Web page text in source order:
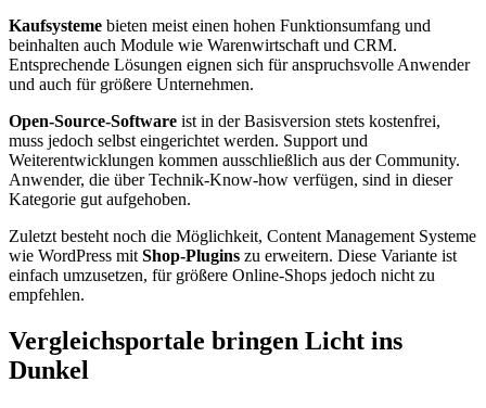
Kaufsysteme bieten meist einen hohen Funktionsumfang und
beinhalten auch Module wie Warenwirtschaft und CRM.
Entsprechende Lösungen eignen sich für anspruchsvolle Anwender
und auch für größere Unternehmen.
Open-Source-Software ist in der Basisversion stets kostenfrei,
muss jedoch selbst eingerichtet werden. Support und
Weiterentwicklungen kommen ausschließlich aus der Community.
Anwender, die über Technik-Know-how verfügen, sind in dieser
Kategorie gut aufgehoben.
Zuletzt besteht noch die Möglichkeit, Content Management Systeme
wie WordPress mitShop-Plugins zu erweitern. Diese Variante ist
einfach umzusetzen, für größere Online-Shops jedoch nicht zu
empfehlen.
Vergleichsportale bringen Licht ins
Dunkel